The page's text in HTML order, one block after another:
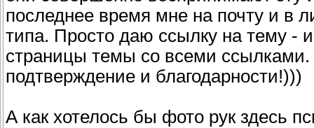
последнее время мне на почту и в
типа. Просто даю ссылку на тему -
страницы темы со всеми
подтверждение и благодарности!)))
А как хотелось бы фото рук здесь